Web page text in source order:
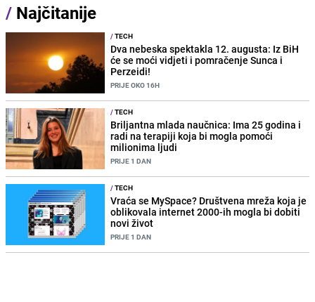
/ Najčitanije
/TECH
Dva nebeska spektakla 12. augusta: Iz BiH
će se moći vidjeti i pomračenje Sunca i
Perzeidi!
PRIJE OKO 16H
/TECH
Briljantna mlada naučnica: Ima 25 godina i
radi na terapiji koja bi mogla pomoći
milionima ljudi
PRIJE 1 DAN
/TECH
Vraća se MySpace? Društvena mreža koja je
oblikovala internet 2000-ih mogla bi dobiti
novi život
PRIJE 1 DAN